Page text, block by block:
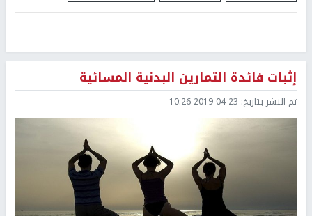
إثبات فائدة التمارين البدنية المسائية
تم النشر بتاريخ: 2019-04-23 10:26